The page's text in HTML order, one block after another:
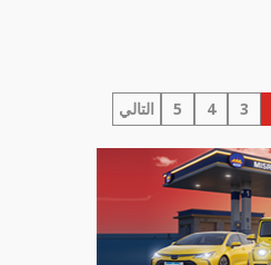
3
4
5 التالي